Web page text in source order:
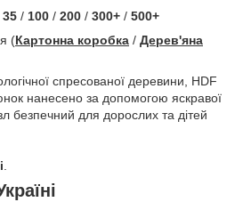
35 / 100 / 200 / 300+ / 500+
(Картонна коробка / Дерев'яна
спресованої деревини, HDF
нанесено за допомогою яскравої
безпечний для дорослих та дітей